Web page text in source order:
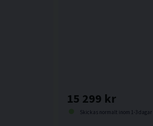
15 299 kr
Skickas normalt inom 1-3 dagar